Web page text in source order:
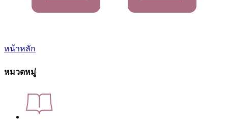
หน้าหลัก
หมวดหมู่